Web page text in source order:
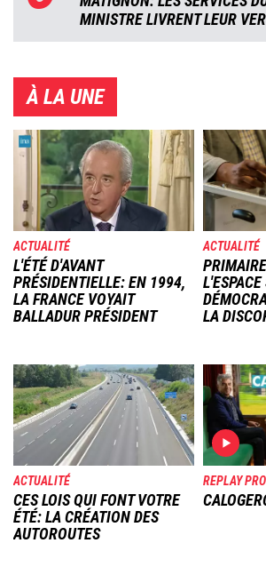
MINISTRE LIVRENT LEUR
À LA UNE
Image
ACTUALITÉ
L'ÉTÉ D'AVANT
PRÉSIDENTIELLE: EN 1994,
LA FRANCE VOYAIT
BALLADUR PRÉSIDENT
Image
ACTUALITÉ
LA
Image
ACTUALITÉ
CES LOIS QUI FONT VOTRE
ÉTÉ: LA CRÉATION DES
AUTOROUTES
Image
REPLAY